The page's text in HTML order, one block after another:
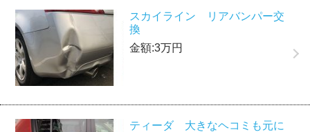
スカイライン リアバンパー交
換
金額:3万円
ティーダ 大きなヘコミも元に